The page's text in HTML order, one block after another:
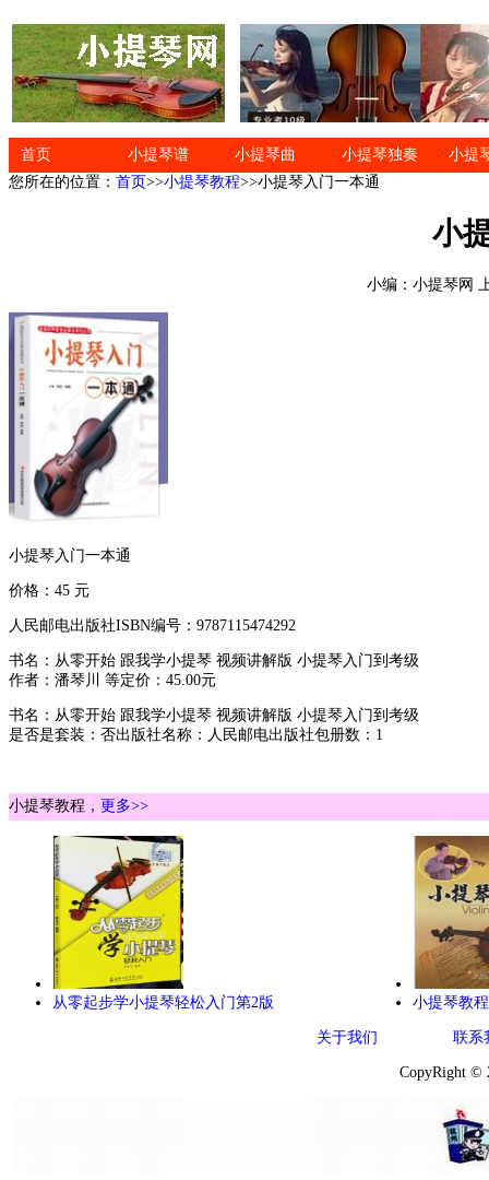
首页 小提琴谱 小提琴曲 小提琴独奏
小提
您所在的位置： 首页>>小提琴教程>>小提琴入门一本通
小
小编：小提琴网
小提琴入门一本通
价格：45 元
人民邮电出版社ISBN编号：9787115474292
书名：从零开始 跟我学小提琴 视频讲解版 小提琴入门到考级
作者：潘琴川 等定价：45.00元
书名：从零开始 跟我学小提琴 视频讲解版 小提琴入门到考级
是否是套装：否出版社名称：人民邮电出版社包册数：1
小提琴教程， 更多>>
从零起步学小提琴轻松入门第2版 小提琴教程
关于我们 联系
CopyRight ©